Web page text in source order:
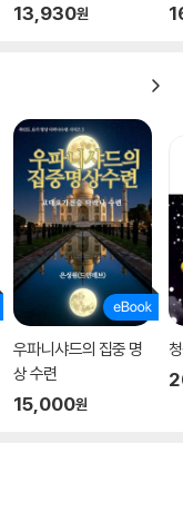
13,930원
우파니샤드의 집중 명
상 수련
15,000원